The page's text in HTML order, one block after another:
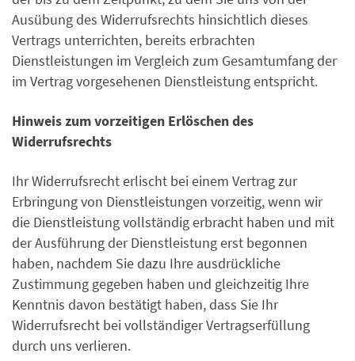
Ausübung des Widerrufsrechts hinsichtlich dieses
Vertrags unterrichten, bereits erbrachten
Dienstleistungen im Vergleich zum Gesamtumfang der
im Vertrag vorgesehenen Dienstleistung entspricht.
Hinweis zum vorzeitigen Erlöschen des
Widerrufsrechts
Ihr Widerrufsrecht erlischt bei einem Vertrag zur
Erbringung von Dienstleistungen vorzeitig, wenn wir
die Dienstleistung vollständig erbracht haben und mit
der Ausführung der Dienstleistung erst begonnen
haben, nachdem Sie dazu Ihre ausdrückliche
Zustimmung gegeben haben und gleichzeitig Ihre
Kenntnis davon bestätigt haben, dass Sie Ihr
Widerrufsrecht bei vollständiger Vertragserfüllung
durch uns verlieren.